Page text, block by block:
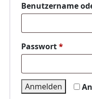
Benutzername
Passwort*
Anmelden